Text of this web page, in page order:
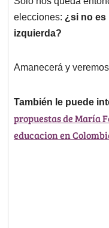
elecciones: ¿si no es
izquierda?
Amanecerá y
También le puede
propuestas de María
educacion en